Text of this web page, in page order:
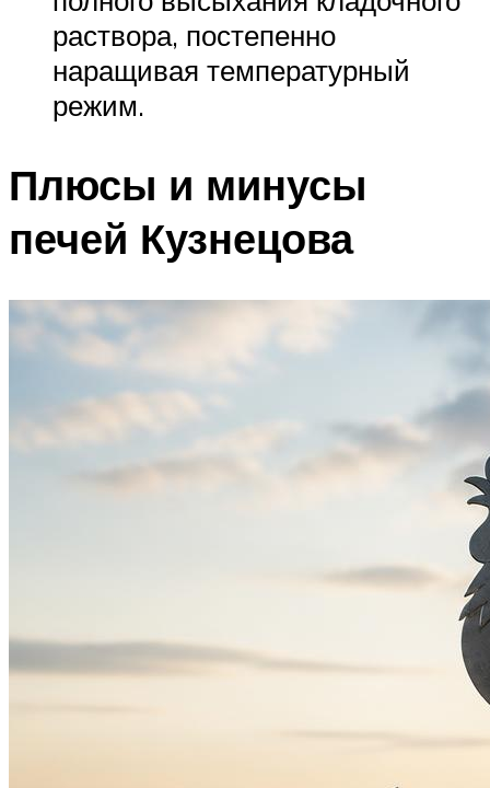
раствора, постепенно
наращивая температурный
режим.
Плюсы и минусы
печей Кузнецова